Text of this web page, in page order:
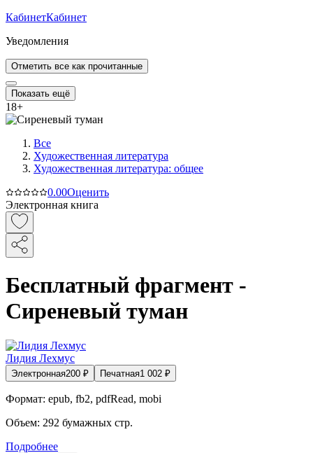
КабинетКабинет
Уведомления
Отметить все как прочитанные
Показать ещё
18+
Все
Художественная литература
Художественная литература: общее
0.00Оценить
Электронная книга
Бесплатный фрагмент -
Сиреневый туман
Лидия Лехмус
Электронная200 ₽ Печатная1 002 ₽
Формат: epub, fb2, pdfRead, mobi
Объем: 292 бумажных стр.
Подробнее